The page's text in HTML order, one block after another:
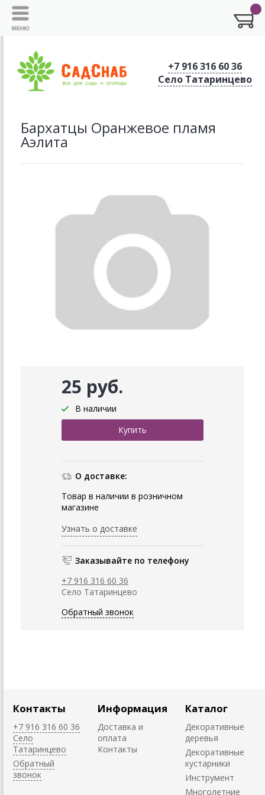
+7 916 316 60 36
Село Татаринцево
Бархатцы Оранжевое пламя
Аэлита
25 руб.
В наличии
О доставке:
Товар в наличии в розничном
магазине
Узнать о доставке
Заказывайте по телефону
+7 916 316 60 36
Село Татаринцево
Обратный звонок
Контакты
+7 916 316 60 36
Село
Татаринцево
Обратный
звонок
Информация
Доставка и
оплата
Контакты
Каталог
Декоративные
деревья
Декоративные
кустарники
Инструмент
Многолетние